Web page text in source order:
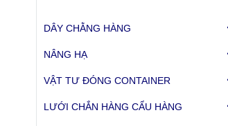
DÂY CHẰNG HÀNG
NÂNG HẠ
VẬT TƯ ĐÓNG CONTAINER
LƯỚI CHẮN HÀNG CẨU HÀNG